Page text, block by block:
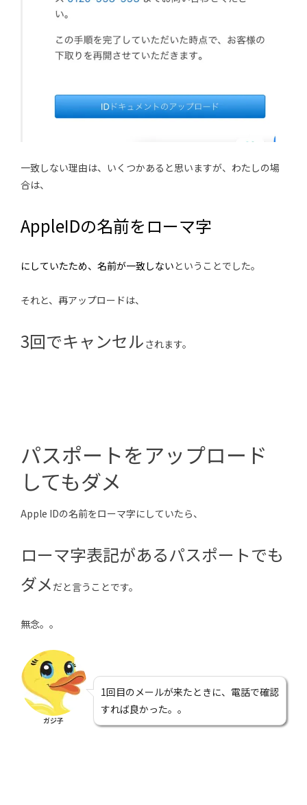
一致しない理由は、いくつかあると思いますが、わたしの場
合は、
AppleIDの名前をローマ字
にしていたため、名前が一致しない ということでした。
それと、再アップロードは、
3回でキャンセル されます。
パスポートをアップロード
してもダメ
Apple IDの名前をローマ字にしていたら、
ローマ字表記があるパスポートでも
ダメ だと言うことです。
無念。。
ガジ子
1回目のメールが来たときに、電話で確認
すれば良かった。。